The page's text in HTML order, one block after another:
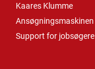
Kaares Klumme
Ansøgningsmaskinen
Support for jobsøgere